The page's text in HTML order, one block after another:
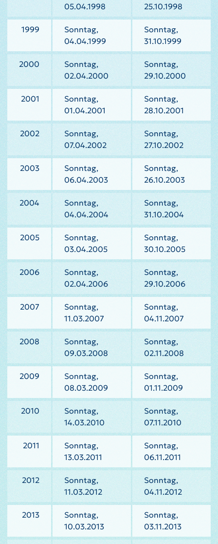
05.04.1998
25.10.1998
1999
Sonntag,
04.04.1999
Sonntag,
31.10.1999
2000
Sonntag,
02.04.2000
Sonntag,
29.10.2000
2001
Sonntag,
01.04.2001
Sonntag,
28.10.2001
2002
Sonntag,
07.04.2002
Sonntag,
27.10.2002
2003
Sonntag,
06.04.2003
Sonntag,
26.10.2003
2004
Sonntag,
04.04.2004
Sonntag,
31.10.2004
2005
Sonntag,
03.04.2005
Sonntag,
30.10.2005
2006
Sonntag,
02.04.2006
Sonntag,
29.10.2006
2007
Sonntag,
11.03.2007
Sonntag,
04.11.2007
2008
Sonntag,
09.03.2008
Sonntag,
02.11.2008
2009
Sonntag,
08.03.2009
Sonntag,
01.11.2009
2010
Sonntag,
14.03.2010
Sonntag,
07.11.2010
2011
Sonntag,
13.03.2011
Sonntag,
06.11.2011
2012
Sonntag,
11.03.2012
Sonntag,
04.11.2012
2013
Sonntag,
10.03.2013
Sonntag,
03.11.2013